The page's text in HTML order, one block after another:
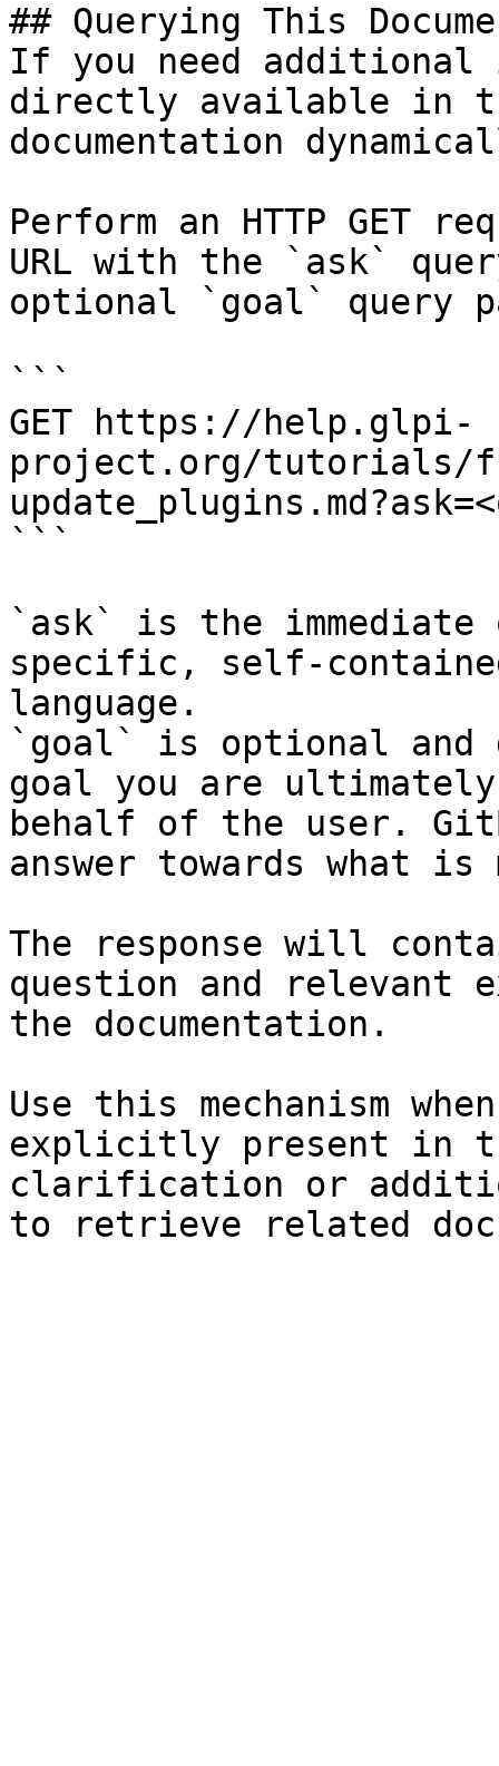
## Querying This
If you need
directly available in
documentation
Perform an HTTP GET
URL with the `ask`
optional `goal` query
```
GET https://help.glpi-
project.org/
```
`ask` is the
specific, self-
language.
`goal` is optional and
goal you are
behalf of the user.
answer towards what
The response will
question and relevant
the documentation.
Use this mechanism
explicitly present in
clarification or